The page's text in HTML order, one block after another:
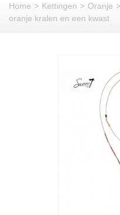
Home > Kettingen > Oranje >
oranje kralen en een kwast